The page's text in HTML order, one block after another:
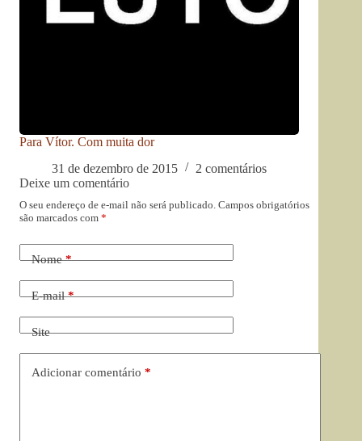
Para Vítor. Com muita dor
31 de dezembro de 2015
2 comentários
Deixe um comentário
O seu endereço de e-mail não será publicado. Campos obrigatórios
são marcados com *
Nome*
E-mail*
Site
Adicionar comentário *